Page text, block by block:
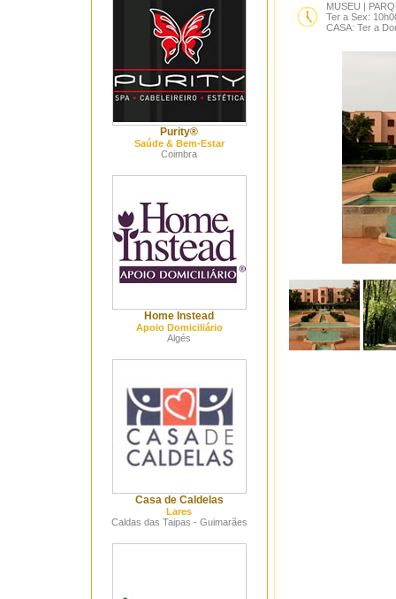
Purity®
Saúde & Bem-Estar
Coimbra
Home Instead
Apoio Domiciliário
Algés
Casa de Caldelas
Lares
Caldas das Taipas - Guimarães
MUSEU |
Ter a Sex:
CASA: Ter a